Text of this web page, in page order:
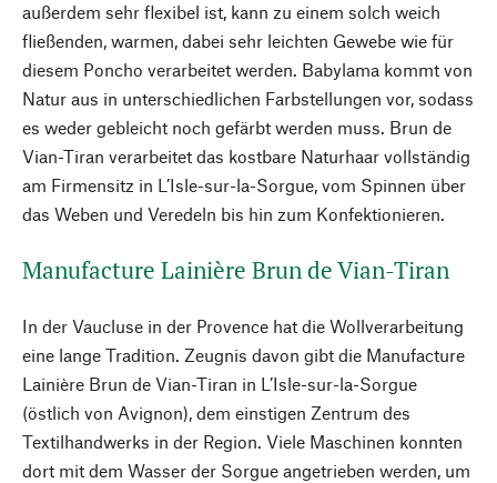
außerdem sehr flexibel ist, kann zu einem solch weich
fließenden, warmen, dabei sehr leichten Gewebe wie für
diesem Poncho verarbeitet werden. Babylama kommt von
Natur aus in unterschiedlichen Farbstellungen vor, sodass
es weder gebleicht noch gefärbt werden muss. Brun de
Vian-Tiran verarbeitet das kostbare Naturhaar vollständig
am Firmensitz in L’Isle-sur-la-Sorgue, vom Spinnen über
das Weben und Veredeln bis hin zum Konfektionieren.
Manufacture Lainière Brun de Vian-Tiran
In der Vaucluse in der Provence hat die Wollverarbeitung
eine lange Tradition. Zeugnis davon gibt die Manufacture
Lainière Brun de Vian-Tiran in L’Isle-sur-la-Sorgue
(östlich von Avignon), dem einstigen Zentrum des
Textilhandwerks in der Region. Viele Maschinen konnten
dort mit dem Wasser der Sorgue angetrieben werden, um